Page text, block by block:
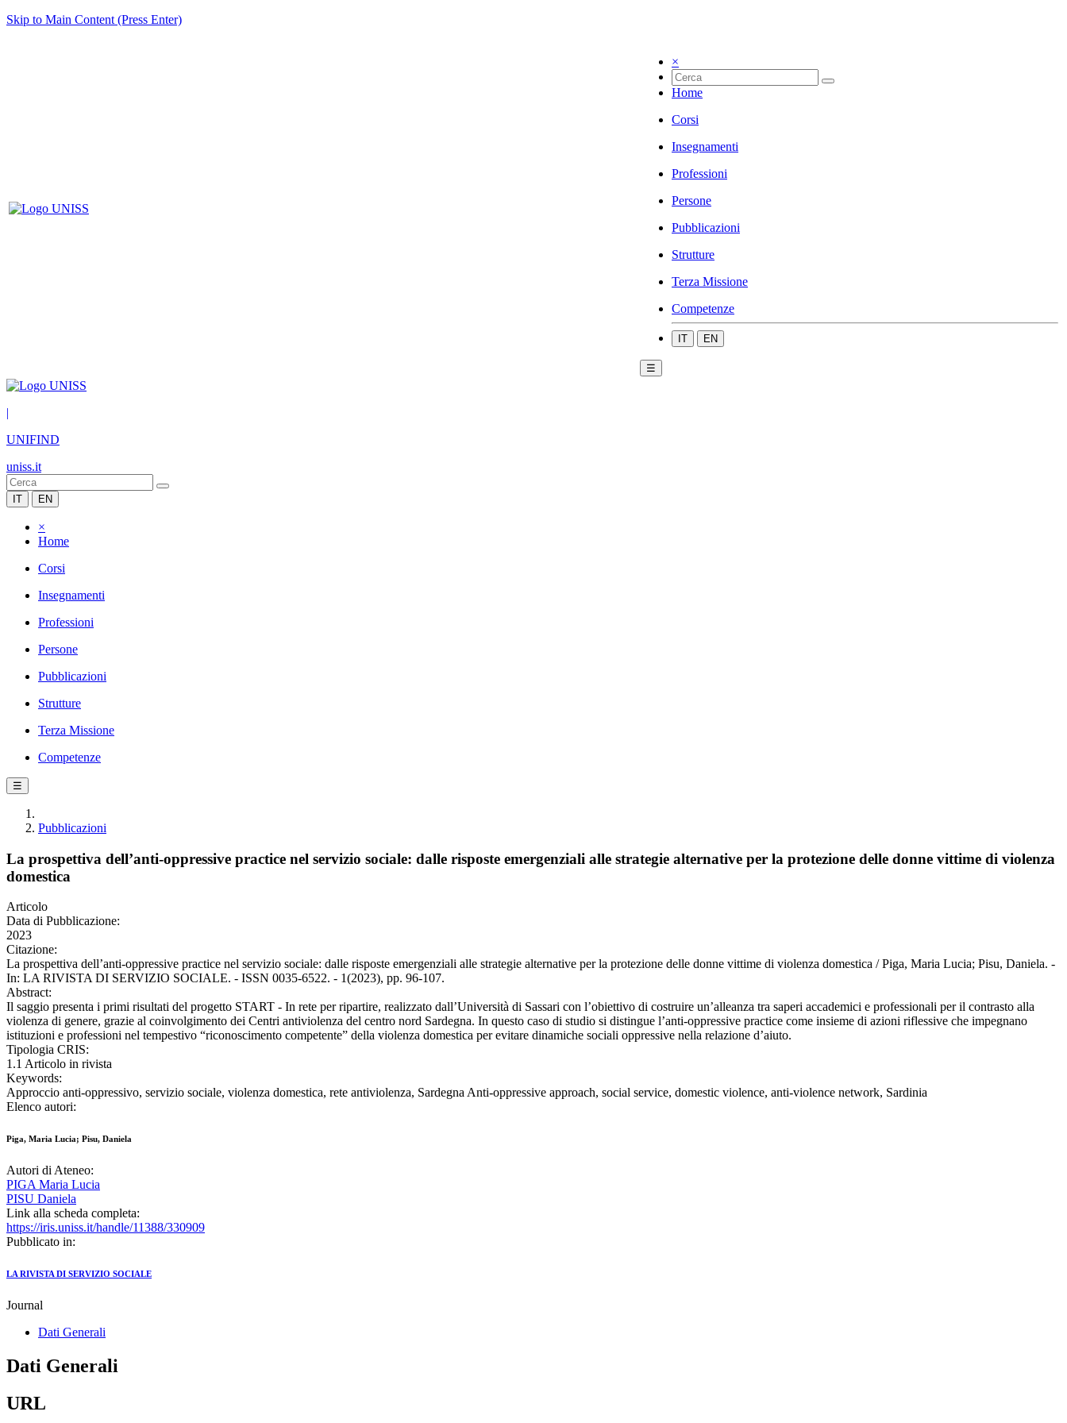
Skip to Main Content (Press Enter)
×
Home
Corsi
Insegnamenti
Professioni
Persone
Pubblicazioni
Strutture
Terza Missione
Competenze
IT EN
☰
|
UNIFIND
uniss.it
IT EN
×
Home
Corsi
Insegnamenti
Professioni
Persone
Pubblicazioni
Strutture
Terza Missione
Competenze
☰
Pubblicazioni
La prospettiva dell’anti-oppressive practice nel servizio sociale: dalle risposte emergenziali alle strategie alternative per la protezione delle donne vittime di violenza
domestica
Articolo
Data di Pubblicazione:
2023
Citazione:
La prospettiva dell’anti-oppressive practice nel servizio sociale: dalle risposte emergenziali alle strategie alternative per la protezione delle donne vittime di violenza domestica / Piga, Maria Lucia; Pisu, Daniela. -
In: LA RIVISTA DI SERVIZIO SOCIALE. - ISSN 0035-6522. - 1(2023), pp. 96-107.
Abstract:
Il saggio presenta i primi risultati del progetto START - In rete per ripartire, realizzato dall’Università di Sassari con l’obiettivo di costruire un’alleanza tra saperi accademici e professionali per il contrasto alla
violenza di genere, grazie al coinvolgimento dei Centri antiviolenza del centro nord Sardegna. In questo caso di studio si distingue l’anti-oppressive practice come insieme di azioni riflessive che impegnano
istituzioni e professioni nel tempestivo “riconoscimento competente” della violenza domestica per evitare dinamiche sociali oppressive nella relazione d’aiuto.
Tipologia CRIS:
1.1 Articolo in rivista
Keywords:
Approccio anti-oppressivo, servizio sociale, violenza domestica, rete antiviolenza, Sardegna Anti-oppressive approach, social service, domestic violence, anti-violence network, Sardinia
Elenco autori:
Piga, Maria Lucia; Pisu, Daniela
Autori di Ateneo:
PIGA Maria Lucia
PISU Daniela
Link alla scheda completa:
https://iris.uniss.it/handle/11388/330909
Pubblicato in:
LA RIVISTA DI SERVIZIO SOCIALE
Journal
Dati Generali
Dati Generali
URL